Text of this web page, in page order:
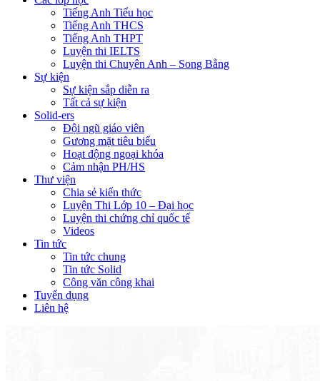
Tiếng Anh Tiểu học
Tiếng Anh THCS
Tiếng Anh THPT
Luyện thi IELTS
Luyện thi Chuyên Anh – Song Bằng
Sự kiện
Sự kiện sắp diễn ra
Tất cả sự kiện
Solid-ers
Đội ngũ giáo viên
Gương mặt tiêu biểu
Hoạt động ngoại khóa
Cảm nhận PH/HS
Thư viện
Chia sẻ kiến thức
Luyện Thi Lớp 10 – Đại học
Luyện thi chứng chỉ quốc tế
Videos
Tin tức
Tin tức chung
Tin tức Solid
Công văn công khai
Tuyển dụng
Liên hệ